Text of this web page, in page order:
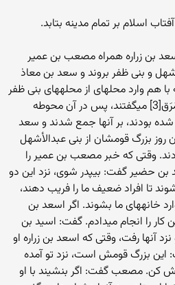
اسلام بر تمام مدینه بتابد.
بن زراره همراه مصعب بن عمیر
و بنی ظفر بروند و سعد بن معاذ
با هم وارد محله‏ای از محله‏های بنی ظفر
شدند. بر چاهی که به آن چاه مَرَق[3] می‏گفتند، پس در آن محوطه
بودند، بر آنها جمع شدند و سعد
بزرگ قومشان از بنی عبدالأشهل
وقتی که خبر مصعب بن عمیر را
بن حضیر گفت: بی‏پدر شوی، نزد این دو
تا افراد ضعیف ما را فریب دهند،
وارد خانه‏های ما بشوند. اگر اسعد بن
کار را انجام می‏دادم. گفت: اسید بن
رفت، وقتی که اسعد بن زراره او
بزرگ قومش است، نزد تو آمده
کن. مصعب گفت: اگر بنشیند با او